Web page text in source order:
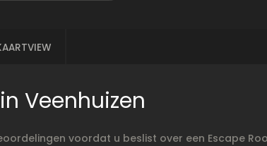
Veenhuizen
voordat u beslist over een Escape